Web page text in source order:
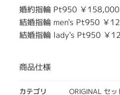
婚約指輪 Pt950 ￥158,000
結婚指輪 men's Pt950 ￥
結婚指輪 lady's Pt950 ￥
商品仕様
カテゴリ
ORIGINAL セッ